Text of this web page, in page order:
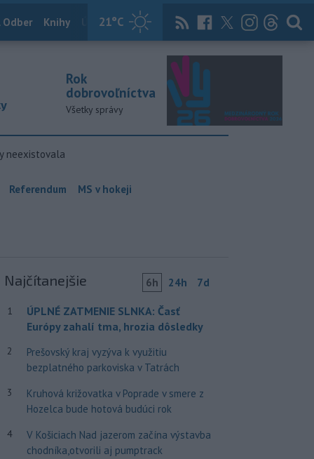
21°C
Odber Knihy Útulkovo Magazín News Now Archív
Rok
dobrovoľníctva
Všetky správy
neexistovala
Referendum MS v hokeji
Najčítanejšie 6h 24h 7d
1
ÚPLNÉ ZATMENIE SLNKA: Časť
Európy zahalí tma, hrozia dôsledky
2
Prešovský kraj vyzýva k využitiu
bezplatného parkoviska v Tatrách
3
Kruhová križovatka v Poprade v smere z
Hozelca bude hotová budúci rok
4
V Košiciach Nad jazerom začína výstavba
chodníka,otvorili aj pumptrack